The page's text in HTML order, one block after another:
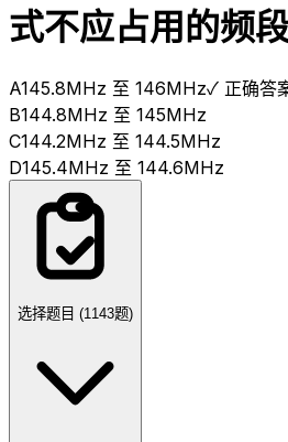
式不应占用的频段
A145.8MHz 至 146MHz✓ 正确答
B144.8MHz 至 145MHz
C144.2MHz 至 144.5MHz
D145.4MHz 至 144.6MHz
选择题目 (1143题)